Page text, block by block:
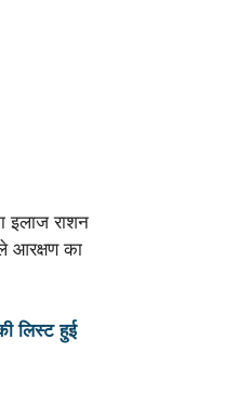
इलाज राशन
आरक्षण का
लिस्ट हुई